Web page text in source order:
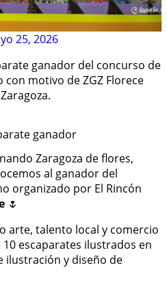
25, 2026
ganador del concurso de
motivo de ZGZ Florece
ganador
Zaragoza de flores,
al ganador del
organizado por El Rincón
🌷
arte, talento local y comercio
escaparates ilustrados en
ilustración y diseño de